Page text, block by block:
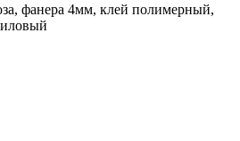
фанера 4мм, клей полимерный,